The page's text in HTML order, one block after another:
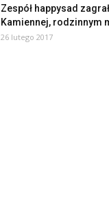
Zespół happysad
Kamiennej, rodzinnym
26 lutego 2017